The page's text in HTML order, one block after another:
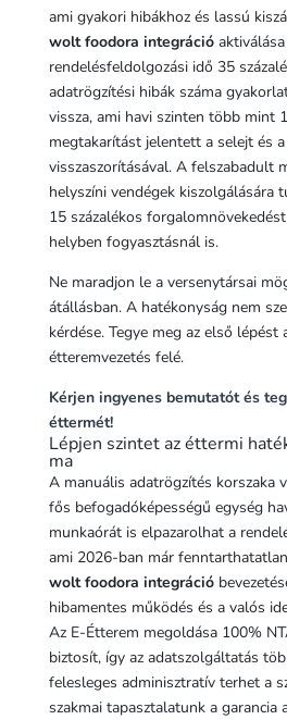
ami gyakori hibákhoz és lassú
wolt foodora integráció
rendelésfeldolgozási idő 35
adatrögzítési hibák száma
vissza, ami havi szinten több mint
megtakarítást jelentett a selejt és
visszaszorításával. A felszabadult
helyszíni vendégek kiszolgálására
15 százalékos
helyben fogyasztásnál is.
Ne maradjon le a versenytársai
átállásban. A hatékonyság nem
kérdése. Tegye meg az első lépést
étteremvezetés felé.
Kérjen ingyenes bemutatót és
éttermét!
Lépjen szintet az éttermi
ma
A manuális adatrögzítés korszaka
fős befogadóképességű egység
munkaórát is elpazarolhat a
ami 2026-ban már
wolt foodora integráció
hibamentes működés és a valós
Az E-Étterem megoldása 100%
biztosít, így az adatszolgáltatás
felesleges adminisztratív terhet a
szakmai tapasztalatunk a garancia